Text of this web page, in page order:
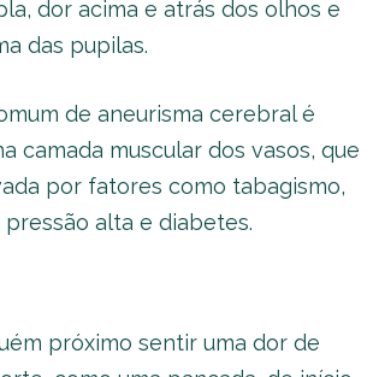
dor acima e atrás dos olhos e
das pupilas.
de aneurisma cerebral é
camada muscular dos vasos, que
por fatores como tabagismo,
alta e diabetes.
próximo sentir uma dor de